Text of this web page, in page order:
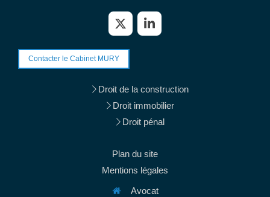
Contacter le Cabinet MURY
Droit de la construction
Droit immobilier
Droit pénal
Plan du site
Mentions légales
Avocat